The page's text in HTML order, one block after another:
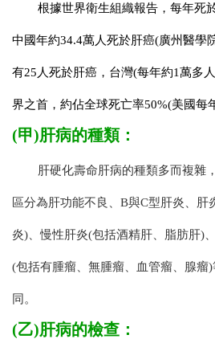
根據世界衛生組織報告，每年死
中國年約34.4萬人死於肝癌(廣州醫學
有25人死於肝癌，台灣(每年約1萬多
界之首，約佔全球死亡率50%(美國每
(甲)肝病的種類：
肝硬化壽命肝病的種類多而複雜
區分為肝功能不良、B與C型肝炎、肝
炎)、慢性肝炎(包括酒精肝、脂肪肝)
(包括有腫瘤、無腫瘤、血管瘤、腺瘤
同。
(乙)肝病的檢查：